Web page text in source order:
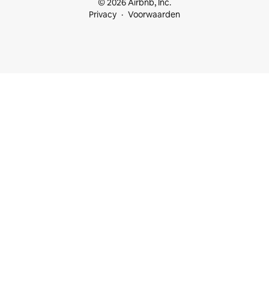
© 2026 Airbnb, Inc.
Privacy
Voorwaarden